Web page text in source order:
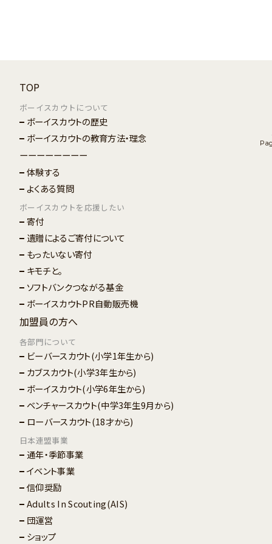
TOP
ボーイスカウトについて
ボーイスカウトの歴史
ボーイスカウトの教育方法・理念
ーーーーーーーー
体験する
よくある質問
ボーイスカウトを応援したい
寄付
遺贈によるご寄付について
もったいない寄付
キモチと。
ソフトバンクつながる基金
ボーイスカウトPR自動販売機
加盟員の方へ
各部門について
ビーバースカウト(小学1年生から)
カブスカウト(小学3年生から)
ボーイスカウト(小学6年生から)
ベンチャースカウト(中学3年生9月から)
ローバースカウト(18才から)
日本連盟事業
通年・季節事業
イベント事業
信仰奨励
Adults In Scouting(AIS)
団運営
ショップ